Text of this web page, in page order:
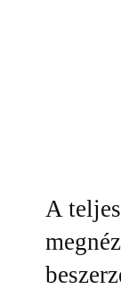
A